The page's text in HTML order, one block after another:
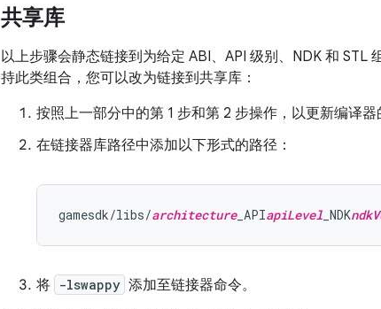
共享库
以上步骤会静态链接到为给定 ABI、API 级别、NDK 和 STL
持此类组合，您可以改为链接到共享库：
按照上一部分中的第 1 步和第 2 步操作，以更新编译器
在链接器库路径中添加以下形式的路径：
gamesdk/libs/architecture_APIapiLevel _NDK
将 -lswappy 添加至链接器命令。